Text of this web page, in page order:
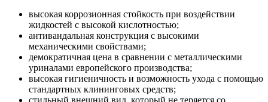
высокая коррозионная стойкость при воздействии
жидкостей с высокой кислотностью;
антивандальная конструкция с высокими
механическими свойствами;
демократичная цена в сравнении с металлическими
уриналами европейского производства;
высокая гигиеничность и возможность ухода с помощью
стандартных клининговых средств;